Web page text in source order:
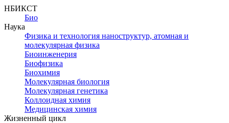
НБИКСТ
Био
Наука
Физика и технология наноструктур, атомная и
молекулярная физика
Биоинженерия
Биофизика
Биохимия
Молекулярная биология
Молекулярная генетика
Коллоидная химия
Медицинская химия
Жизненный цикл